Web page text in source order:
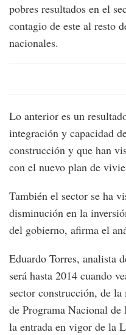
pobres resultados en el
contagio de este al resto
nacionales.
Lo anterior es un
integración y capacidad
construcción y que han
con el nuevo plan de
También el sector se ha
disminución en la
del gobierno, afirma el
Eduardo Torres, analista
será hasta 2014 cuando
sector construcción, de
de Programa Nacional
la entrada en vigor de la